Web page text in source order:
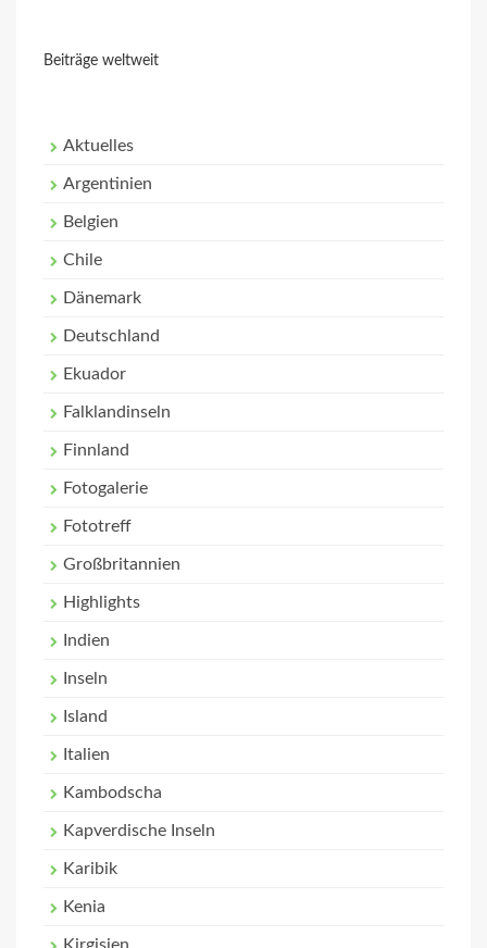
Beiträge weltweit
Aktuelles
Argentinien
Belgien
Chile
Dänemark
Deutschland
Ekuador
Falklandinseln
Finnland
Fotogalerie
Fototreff
Großbritannien
Highlights
Indien
Inseln
Island
Italien
Kambodscha
Kapverdische Inseln
Karibik
Kenia